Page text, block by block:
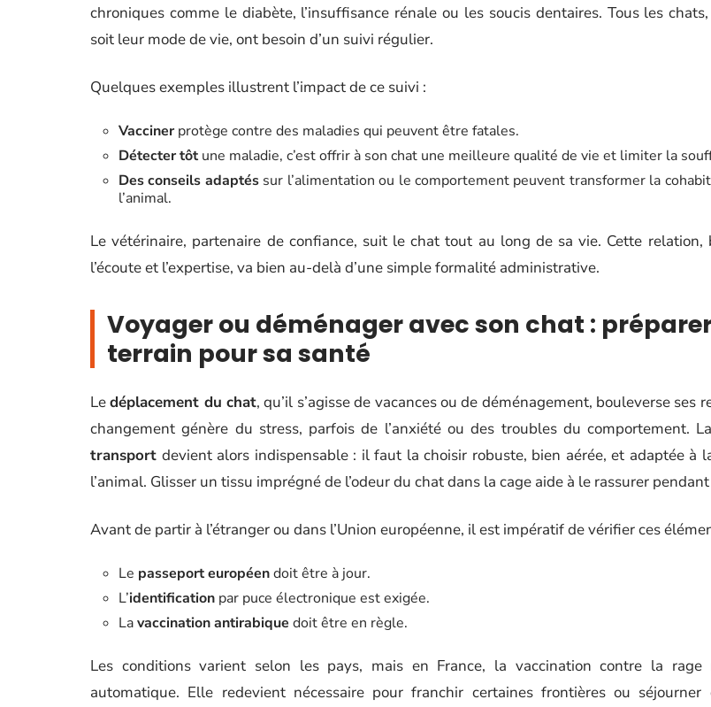
chroniques comme le diabète, l’insuffisance rénale ou les soucis dentaires. Tous les
soit leur mode de vie, ont besoin d’un suivi régulier.
Quelques exemples illustrent l’impact de ce suivi :
Vacciner protège contre des maladies qui peuvent être fatales.
Détecter tôt une maladie, c’est offrir à son chat une meilleure qualité de vie et limiter la
Des conseils adaptéssur l’alimentation ou le comportement peuvent transformer la
l’animal.
Le vétérinaire, partenaire de confiance, suit le chat tout au long de sa vie. Cette relation,
l’écoute et l’expertise, va bien au-delà d’une simple formalité administrative.
Voyager ou déménager avec son chat :
terrain pour sa santé
Ledéplacement du chat, qu’il s’agisse de vacances ou de déménagement, bouleverse ses
changement génère du stress, parfois de l’anxiété ou des troubles du comportement. La
transport devient alors indispensable : il faut la choisir robuste, bien aérée, et adaptée à
l’animal. Glisser un tissu imprégné de l’odeur du chat dans la cage aide à le rassurer
Avant de partir à l’étranger ou dans l’Union européenne, il est impératif de vérifier ces
Le passeport européendoit être à jour.
L’identification par puce électronique est exigée.
Lavaccination antirabique doit être en règle.
Les conditions varient selon les pays, mais en France, la vaccination contre la rage
automatique. Elle redevient nécessaire pour franchir certaines frontières ou séjourner